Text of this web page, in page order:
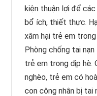
kiện thuận lợi để các
bổ ích, thiết thực.
xâm hại trẻ em
Phòng chống tai
trẻ em trong dịp hè.
nghèo, trẻ em có
con công nhân bị tai